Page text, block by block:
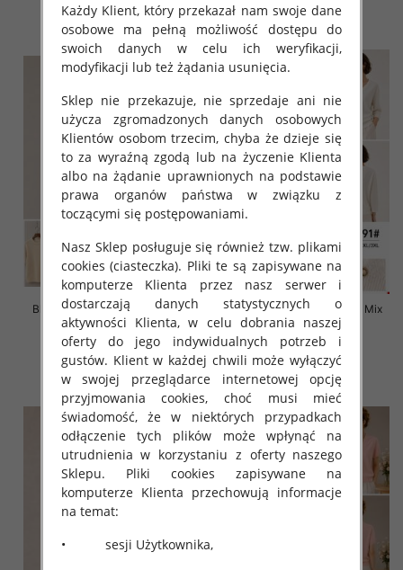
szczegóły szczegóły
Bluzki damskie Roz L-3XL, Mix
Kolor Paczka 10 szt
42.00 zł
Bluzki damskie Roz L-3XL, Mix
Kolor Paczka 10 szt
42.00 zł
szczegóły
Każdy Klient, który przekazał nam swoje dane
osobowe ma pełną możliwość dostępu do
swoich danych w celu ich weryfikacji,
modyfikacji lub też żądania usunięcia.
Sklep nie przekazuje, nie sprzedaje ani nie
użycza zgromadzonych danych osobowych
Klientów osobom trzecim, chyba że dzieje się
to za wyraźną zgodą lub na życzenie Klienta
albo na żądanie uprawnionych na podstawie
prawa organów państwa w związku z
toczącymi się postępowaniami.
Nasz Sklep posługuje się również tzw. plikami
cookies (ciasteczka). Pliki te są zapisywane na
komputerze Klienta przez nasz serwer i
dostarczają danych statystycznych o
aktywności Klienta, w celu dobrania naszej
oferty do jego indywidualnych potrzeb i
gustów. Klient w każdej chwili może wyłączyć
w swojej przeglądarce internetowej opcję
przyjmowania cookies, choć musi mieć
świadomość, że w niektórych przypadkach
odłączenie tych plików może wpłynąć na
utrudnienia w korzystaniu z oferty naszego
Sklepu. Pliki cookies zapisywane na
komputerze Klienta przechowują informacje
na temat:
• sesji Użytkownika,